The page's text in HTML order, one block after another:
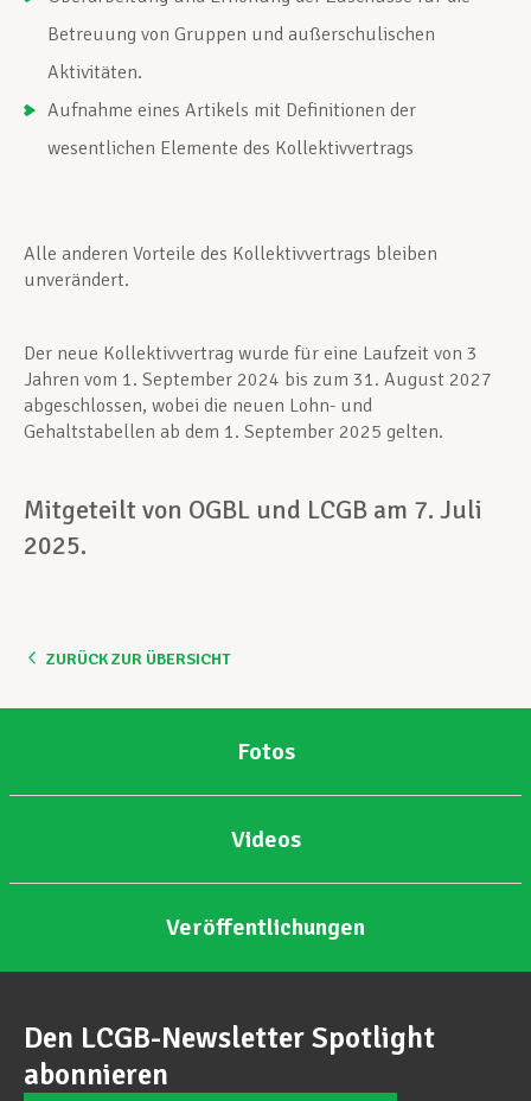
Betreuung von Gruppen und außerschulischen
Aktivitäten.
Aufnahme eines Artikels mit Definitionen der
wesentlichen Elemente des Kollektivvertrags
Alle anderen Vorteile des Kollektivvertrags bleiben
unverändert.
Der neue Kollektivvertrag wurde für eine Laufzeit von 3
Jahren vom 1. September 2024 bis zum 31. August 2027
abgeschlossen, wobei die neuen Lohn- und
Gehaltstabellen ab dem 1. September 2025 gelten.
Mitgeteilt von OGBL und LCGB am 7. Juli
2025.
ZURÜCK ZUR ÜBERSICHT
Fotos
Videos
Veröffentlichungen
Den LCGB-Newsletter Spotlight
abonnieren